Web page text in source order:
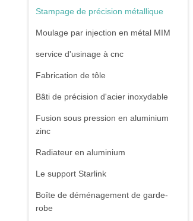
Stampage de précision métallique
Moulage par injection en métal MIM
service d'usinage à cnc
Fabrication de tôle
Bâti de précision d'acier inoxydable
Fusion sous pression en aluminium
zinc
Radiateur en aluminium
Le support Starlink
Boîte de déménagement de garde-
robe